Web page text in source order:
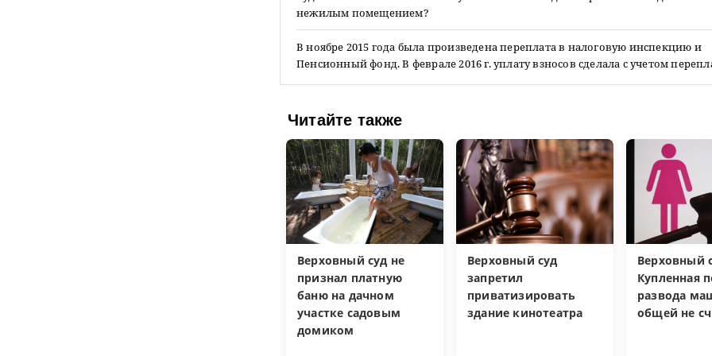
нежилым помещением?
В ноябре 2015 года была произведена переплата в налоговую инспекцию и
Пенсионный фонд. В феврале 2016 г. уплату взносов сделала с учетом
Читайте также
Верховный суд не
признал платную
баню на дачном
участке садовым
домиком
Верховный суд
запретил
приватизировать
здание кинотеатра
Верховный
Купленная
развода
общей не